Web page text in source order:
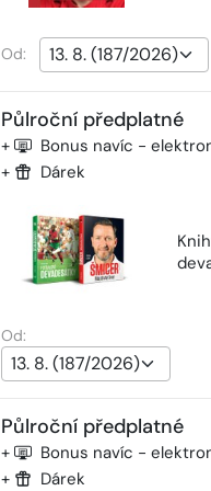
Od:
Půlroční předplatné
+ Bonus navíc -
+ Dárek
Od:
Půlroční předplatné
+ Bonus navíc -
+ Dárek